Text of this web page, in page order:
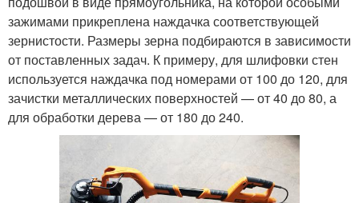
зажимами прикреплена наждачка соответствующей
зернистости. Размеры зерна подбираются в зависимости
от поставленных задач. К примеру, для шлифовки стен
используется наждачка под номерами от 100 до 120, для
зачистки металлических поверхностей — от 40 до 80, а
для обработки дерева — от 180 до 240.